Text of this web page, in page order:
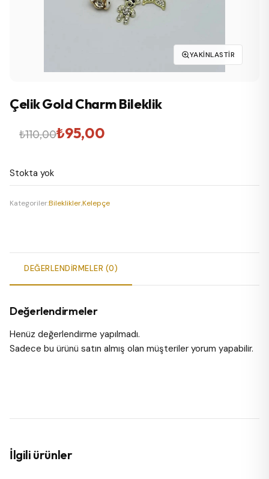
YAKINLASTIR
Çelik Gold Charm Bileklik
₺110,00
Orijinal
₺110,00.
₺95,00
Şu
fiyat:
₺95,00.
Stokta yok
Kategoriler:Bileklikler,Kelepçe
DEĞERLENDIRMELER (0)
Değerlendirmeler
Henüz değerlendirme yapılmadı.
Sadece bu ürünü satın almış olan müşteriler yorum yapabilir.
İlgili ürünler